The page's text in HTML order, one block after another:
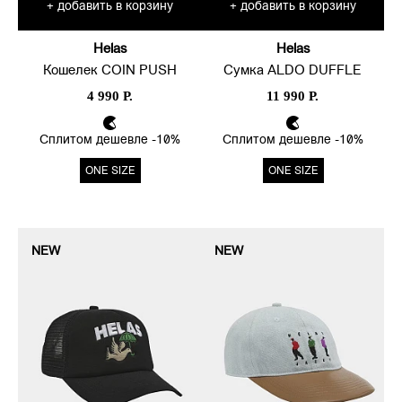
+ добавить в корзину
Helas
Кошелек COIN PUSH
4 990 Р.
Сплитом дешевле -10%
ONE SIZE
+ добавить в корзину
Helas
Сумка ALDO DUFFLE
11 990 Р.
Сплитом дешевле -10%
ONE SIZE
NEW NEW